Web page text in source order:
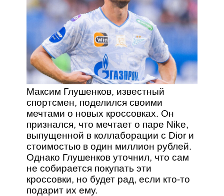
Максим Глушенков, известный
спортсмен, поделился своими
мечтами о новых кроссовках. Он
признался, что мечтает о паре Nike,
выпущенной в коллаборации с Dior и
стоимостью в один миллион рублей.
Однако Глушенков уточнил, что сам
не собирается покупать эти
кроссовки, но будет рад, если кто-то
подарит их ему.